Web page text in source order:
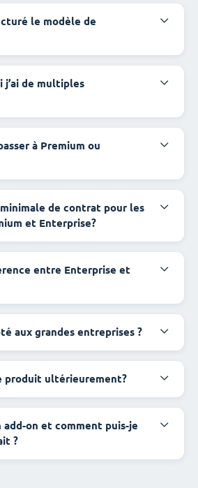
le modèle de
j’ai de multiples
à Premium ou
de contrat pour les
et Enterprise?
entre Enterprise et
aux grandes entreprises ?
produit ultérieurement?
add-on et comment puis-je
?